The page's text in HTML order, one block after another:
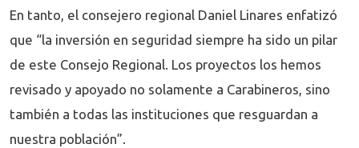
En tanto, el consejero regional Daniel Linares enfatizó
que “la inversión en seguridad siempre ha sido un pilar
de este Consejo Regional. Los proyectos los hemos
revisado y apoyado no solamente a Carabineros, sino
también a todas las instituciones que resguardan a
nuestra población”.